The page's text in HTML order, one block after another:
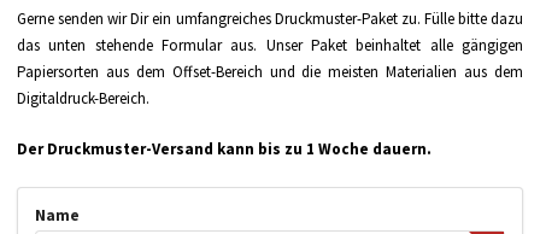
Gerne senden wir Dir ein umfangreiches Druckmuster-Paket zu. Fülle bitte dazu
das unten stehende Formular aus. Unser Paket beinhaltet alle gängigen
Papiersorten aus dem Offset-Bereich und die meisten Materialien aus dem
Digitaldruck-Bereich.
Der Druckmuster-Versand kann bis zu 1 Woche dauern.
Name